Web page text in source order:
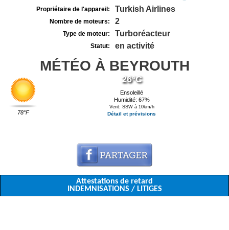
Propriétaire de l'appareil: Turkish Airlines
Nombre de moteurs: 2
Type de moteur: Turboréacteur
Statut: en activité
MÉTÉO À BEYROUTH
78°F
26°C
Ensoleillé
Humidité: 67%
Vent: SSW à 10km/h
Détail et prévisions
Attestations de retard
INDEMNISATIONS / LITIGES